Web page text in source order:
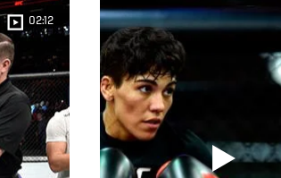
02:12